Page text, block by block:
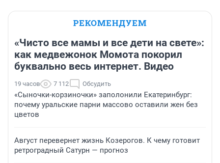
РЕКОМЕНДУЕМ
«Чисто все мамы и все дети на свете»:
как медвежонок Момота покорил
буквально весь интернет. Видео
19 часов 7 112 Обсудить
«Сыночки-корзиночки» заполонили Екатеринбург:
почему уральские парни массово оставили жен без
цветов
Август перевернет жизнь Козерогов. К чему готовит
ретроградный Сатурн — прогноз